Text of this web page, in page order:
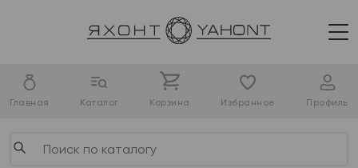
Главная Каталог Корзина Избранное Профиль